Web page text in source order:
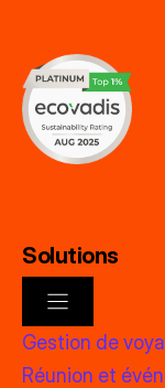
Solutions
Gestion de
Réunion et